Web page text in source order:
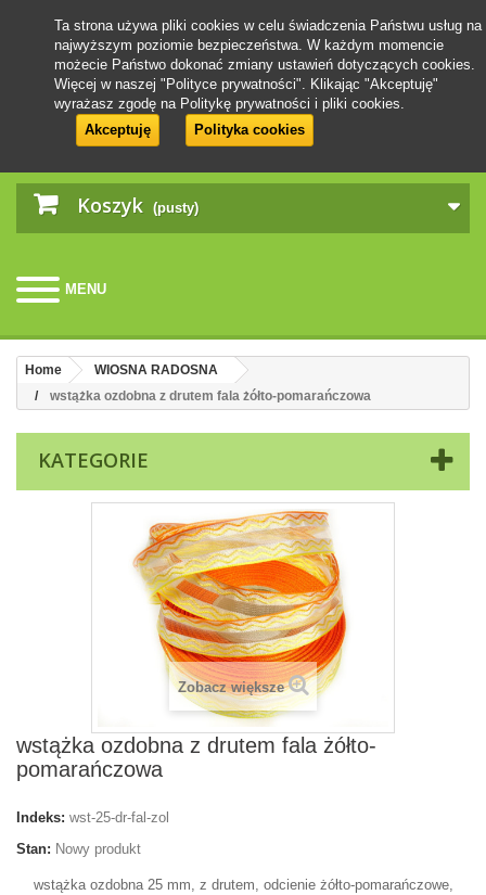
Koszyk (pusty)
MENU
Ta strona używa pliki cookies w celu świadczenia Państwu usług na
najwyższym poziomie bezpieczeństwa. W każdym momencie
możecie Państwo dokonać zmiany ustawień dotyczących cookies.
Więcej w naszej "Polityce prywatności". Klikając "Akceptuję"
wyrażasz zgodę na Politykę prywatności i pliki cookies.
Akceptuję
Polityka cookies
Home
WIOSNA RADOSNA
wstążka ozdobna z drutem fala żółto-pomarańczowa
KATEGORIE
Zobacz większe
wstążka ozdobna z drutem fala żółto-
pomarańczowa
Indeks: wst-25-dr-fal-zol
Stan: Nowy produkt
wstążka ozdobna 25 mm, z drutem, odcienie żółto-pomarańczowe,